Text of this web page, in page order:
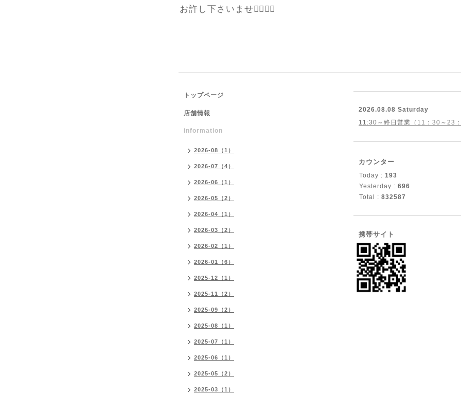
お許し下さいませ🙇‍♀️🙇‍♀️
トップページ
店舗情報
information
2026-08（1）
2026-07（4）
2026-06（1）
2026-05（2）
2026-04（1）
2026-03（2）
2026-02（1）
2026-01（6）
2025-12（1）
2025-11（2）
2025-09（2）
2025-08（1）
2025-07（1）
2025-06（1）
2025-05（2）
2025-03（1）
2026.08.08 Saturday
11:30～終日営業（11：30～23
カウンター
Today : 193
Yesterday : 696
Total : 832587
携帯サイト